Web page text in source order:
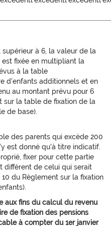
à 6, la valeur de la
fixée en multipliant la
à la table
d'enfants additionnels et en
au montant prévu pour 6
sur la table de fixation de la
de base).
des parents qui excède 200
est donné qu'à titre indicatif.
fixer pour cette partie
différent de celui qui serait
du Règlement sur la fixation
aux fins du calcul du revenu
de fixation des pensions
à compter du 1er janvier